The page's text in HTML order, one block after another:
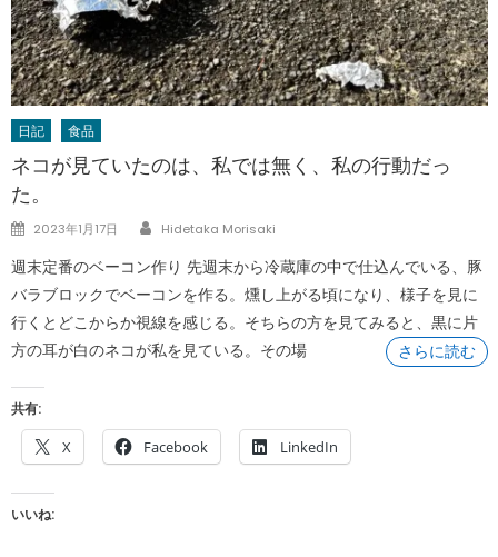
日記 食品
ネコが見ていたのは、私では無く、私の行動だっ
た。
Posted
2023年1月17日 Author
Hidetaka Morisaki
週末定番のベーコン作り 先週末から冷蔵庫の中で仕込んでいる、豚
バラブロックでベーコンを作る。燻し上がる頃になり、様子を見に
行くとどこからか視線を感じる。そちらの方を見てみると、黒に片
方の耳が白のネコが私を見ている。その場
さらに読む
共有:
X Facebook LinkedIn
いいね: